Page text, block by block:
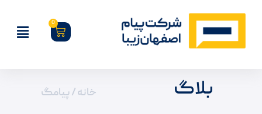
0
بلاگ خانه/ پیامگ